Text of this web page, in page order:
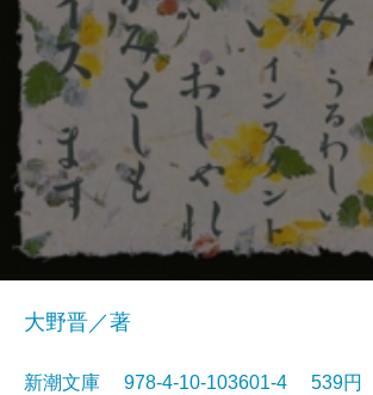
大野晋／著
新潮文庫 978-4-10-103601-4 539円